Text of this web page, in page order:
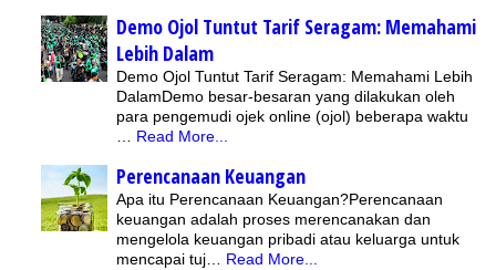
Demo Ojol Tuntut Tarif Seragam: Memahami
Lebih Dalam
Demo Ojol Tuntut Tarif Seragam: Memahami Lebih
DalamDemo besar-besaran yang dilakukan oleh
para pengemudi ojek online (ojol) beberapa waktu
… Read More...
Perencanaan Keuangan
Apa itu Perencanaan Keuangan?Perencanaan
keuangan adalah proses merencanakan dan
mengelola keuangan pribadi atau keluarga untuk
mencapai tuj… Read More...